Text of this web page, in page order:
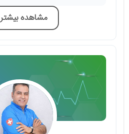
مشاهده بیشتر